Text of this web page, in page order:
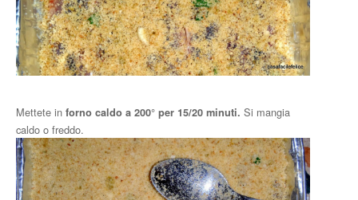
Mettete in forno caldo a 200° per 15/20 minuti. Si mangia
caldo o freddo.